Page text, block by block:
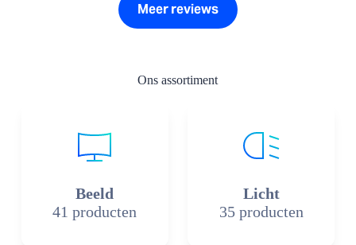
Meer reviews
Ons assortiment
Beeld
41 producten
Licht
35 producten